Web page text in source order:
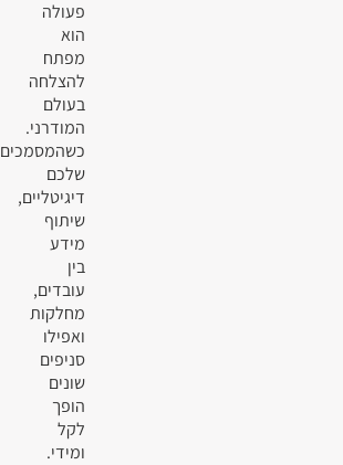
פעולה
הוא
מפתח
להצלחה
בעולם
המודרני.
כשהמסמכים
שלכם
דיגיטליים,
שיתוף
מידע
בין
עובדים,
מחלקות
ואפילו
סניפים
שונים
הופך
לקל
ומידי.